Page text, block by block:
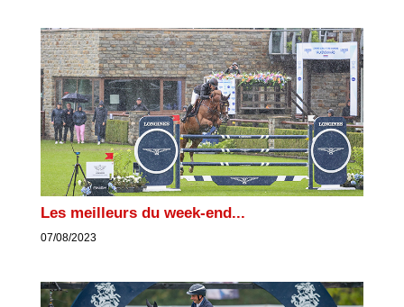
Les meilleurs du week-end...
07/08/2023